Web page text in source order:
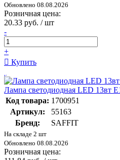
Обновлено 08.08.2026
Розничная цена:
20.33 руб. / шт
-
+
Купить
Лампа светодиодная LED 13вт
Код товара: 1700951
Артикул:
55163
Бренд:
SAFFIT
На складе 2 шт
Обновлено 08.08.2026
Розничная цена: